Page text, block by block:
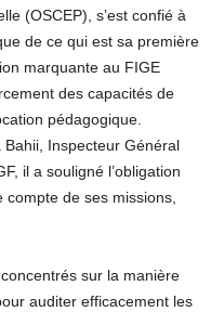
(OSCEP), s’est confié à
de ce qui est sa première
marquante au FIGE
des capacités de
pédagogique.
Inspecteur Général
il a souligné l’obligation
de ses missions,
sur la manière
auditer efficacement les